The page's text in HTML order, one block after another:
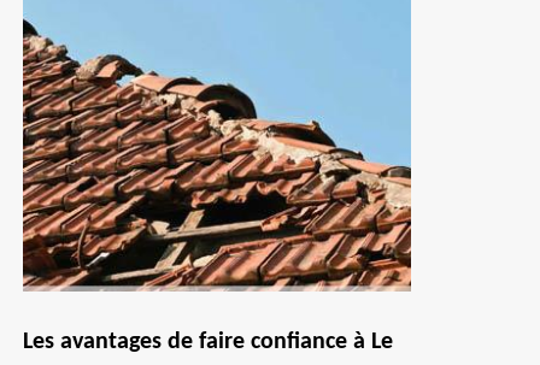
Les avantages de faire confiance à Le